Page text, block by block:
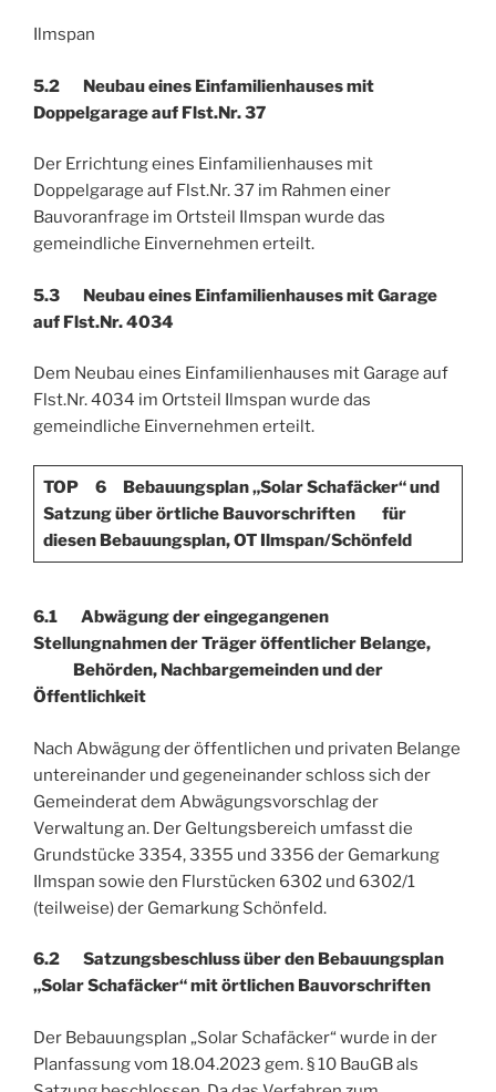
Ilmspan
5.2 Neubau eines Einfamilienhauses mit
Doppelgarage auf Flst.Nr. 37
Der Errichtung eines Einfamilienhauses mit
Doppelgarage auf Flst.Nr. 37 im Rahmen einer
Bauvoranfrage im Ortsteil Ilmspan wurde das
gemeindliche Einvernehmen erteilt.
5.3 Neubau eines Einfamilienhauses mit Garage
auf Flst.Nr. 4034
Dem Neubau eines Einfamilienhauses mit Garage auf
Flst.Nr. 4034 im Ortsteil Ilmspan wurde das
gemeindliche Einvernehmen erteilt.
TOP 6 Bebauungsplan „Solar Schafäcker“ und
Satzung über örtliche Bauvorschriften für
diesen Bebauungsplan, OT Ilmspan/Schönfeld
6.1 Abwägung der eingegangenen
Stellungnahmen der Träger öffentlicher Belange,
Behörden, Nachbargemeinden und der
Öffentlichkeit
Nach Abwägung der öffentlichen und privaten Belange
untereinander und gegeneinander schloss sich der
Gemeinderat dem Abwägungsvorschlag der
Verwaltung an. Der Geltungsbereich umfasst die
Grundstücke 3354, 3355 und 3356 der Gemarkung
Ilmspan sowie den Flurstücken 6302 und 6302/1
(teilweise) der Gemarkung Schönfeld.
6.2 Satzungsbeschluss über den Bebauungsplan
„Solar Schafäcker“ mit örtlichen Bauvorschriften
Der Bebauungsplan „Solar Schafäcker“ wurde in der
Planfassung vom 18.04.2023 gem. § 10 BauGB als